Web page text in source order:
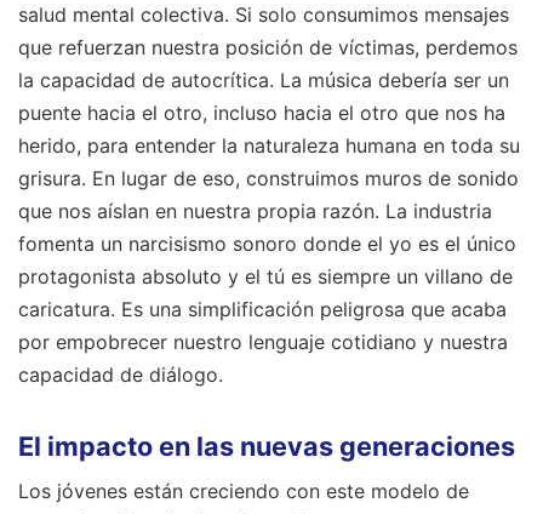
salud mental colectiva. Si solo consumimos mensajes
que refuerzan nuestra posición de víctimas, perdemos
la capacidad de autocrítica. La música debería ser un
puente hacia el otro, incluso hacia el otro que nos ha
herido, para entender la naturaleza humana en toda su
grisura. En lugar de eso, construimos muros de sonido
que nos aíslan en nuestra propia razón. La industria
fomenta un narcisismo sonoro donde el yo es el único
protagonista absoluto y el tú es siempre un villano de
caricatura. Es una simplificación peligrosa que acaba
por empobrecer nuestro lenguaje cotidiano y nuestra
capacidad de diálogo.
El impacto en las nuevas generaciones
Los jóvenes están creciendo con este modelo de